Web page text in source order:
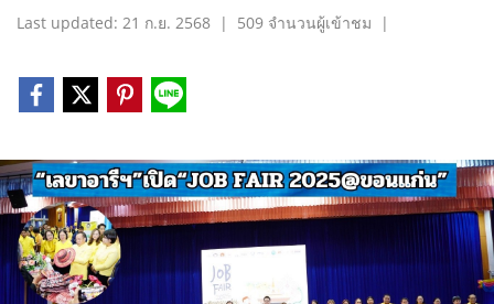
Last updated: 21 ก.ย. 2568 | 509 จำนวนผู้เข้าชม |